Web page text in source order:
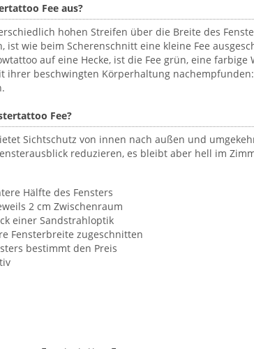
Fee aus?
hohen Streifen über die Breite des
ist wie beim Scherenschnitt eine kleine Fee
auf eine Hecke, ist die Fee grün, eine
ihrer beschwingten Körperhaltung
Fee?
Sichtschutz von innen nach außen und
reduzieren, es bleibt aber hell im
Hälfte des Fensters
2 cm Zwischenraum
einer Sandstrahloptik
Fensterbreite zugeschnitten
bestimmt den Preis